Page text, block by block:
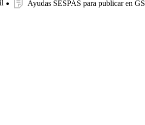
Ayudas SESPAS para publicar en GS